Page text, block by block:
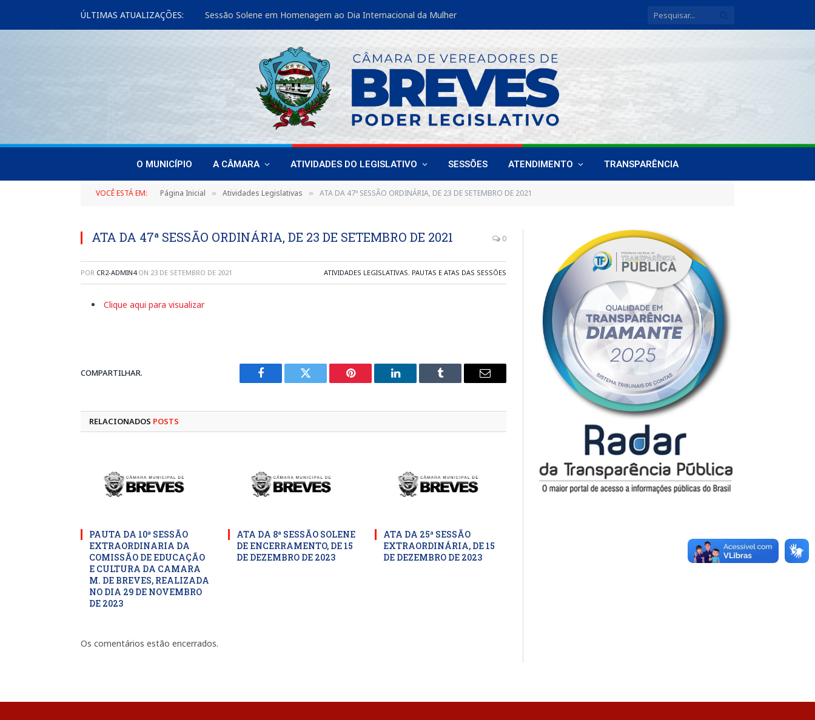
ÚLTIMAS ATUALIZAÇÕES: Sessão Solene em Homenagem ao Dia Internacional da Mulher
O MUNICÍPIO A CÂMARA ATIVIDADES DO LEGISLATIVO SESSÕES ATENDIMENTO TRANSPARÊNCIA
VOCÊ ESTÁ EM: Página Inicial » Atividades Legislativas » ATA DA 47ª SESSÃO ORDINÁRIA, DE 23 DE SETEMBRO DE 2021
ATA DA 47ª SESSÃO ORDINÁRIA, DE 23 DE SETEMBRO DE 2021 0
POR CR2-ADMIN4 ON 23 DE SETEMBRO DE 2021 ATIVIDADES LEGISLATIVAS, PAUTAS E ATAS DAS SESSÕES
Clique aqui para visualizar
COMPARTILHAR.
Facebook Twitter Pinterest LinkedIn Tumblr
E-
RELACIONADOS POSTS
PAUTA DA 10ª SESSÃO
EXTRAORDINARIA DA
COMISSÃO DE EDUCAÇÃO
E CULTURA DA CAMARA
M. DE BREVES, REALIZADA
NO DIA 29 DE NOVEMBRO
DE 2023
ATA DA 8ª SESSÃO SOLENE
DE ENCERRAMENTO, DE 15
DE DEZEMBRO DE 2023
ATA DA 25ª SESSÃO
EXTRAORDINÁRIA, DE 15
DE DEZEMBRO DE 2023
Os comentários estão encerrados.